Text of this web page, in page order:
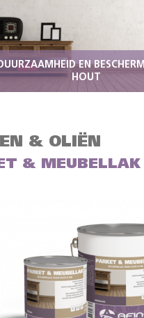
EN
HOUT
& OLIËN
& MEUBELLAK